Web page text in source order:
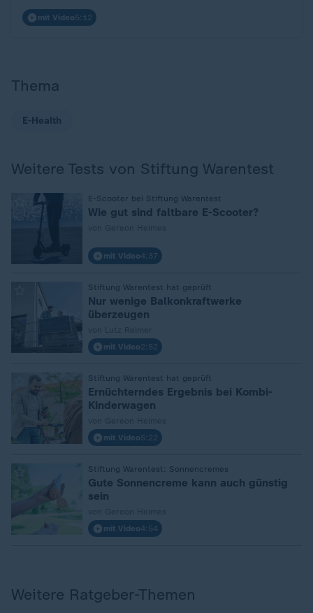
mit Video5:12
Thema
E-Health
Weitere Tests von Stiftung Warentest
E-Scooter bei Stiftung Warentest
Wie gut sind faltbare E-Scooter?
mit Video4:37
Stiftung Warentest hat geprüft
Nur wenige Balkonkraftwerke
überzeugen
mit Video2:52
Stiftung Warentest hat geprüft
Ernüchterndes Ergebnis bei Kombi-
Kinderwagen
mit Video5:22
Stiftung Warentest: Sonnencremes
Gute Sonnencreme kann auch günstig
sein
mit Video4:54
Weitere Ratgeber-Themen